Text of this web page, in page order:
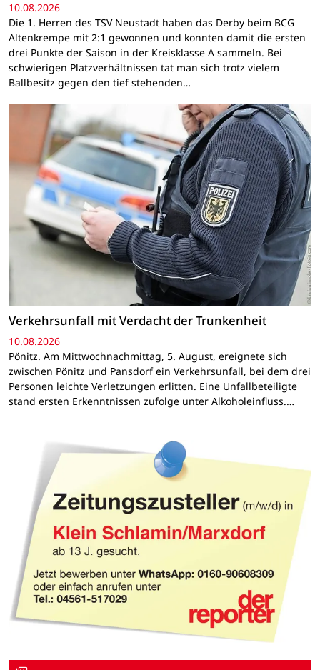
10.08.2026
Die 1. Herren des TSV Neustadt haben das Derby beim BCG
Altenkrempe mit 2:1 gewonnen und konnten damit die ersten
drei Punkte der Saison in der Kreisklasse A sammeln. Bei
schwierigen Platzverhältnissen tat man sich trotz vielem
Ballbesitz gegen den tief stehenden…
Verkehrsunfall mit Verdacht der Trunkenheit
10.08.2026
Pönitz. Am Mittwochnachmittag, 5. August, ereignete sich
zwischen Pönitz und Pansdorf ein Verkehrsunfall, bei dem drei
Personen leichte Verletzungen erlitten. Eine Unfallbeteiligte
stand ersten Erkenntnissen zufolge unter Alkoholeinfluss.…